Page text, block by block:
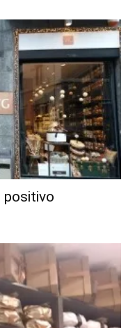
positivo